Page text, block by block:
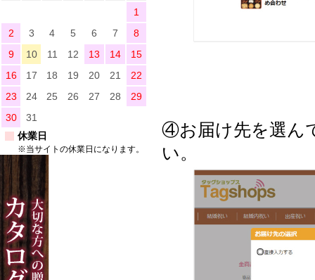
④お届け先を選ん
い。
1
2
3 4 5 6 7
8
9
10 11 12 13 14
15
16
17 18 19 20 21
22
23
24 25 26 27 28
29
30
31
休業日
※当サイトの休業日になります。